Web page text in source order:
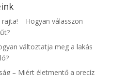
– Hogyan válasszon
változtatja meg a lakás
– Miért életmentő a precíz